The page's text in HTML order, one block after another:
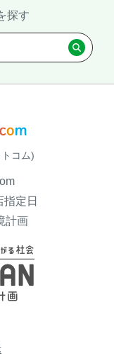
探す
コム)
定日
計画